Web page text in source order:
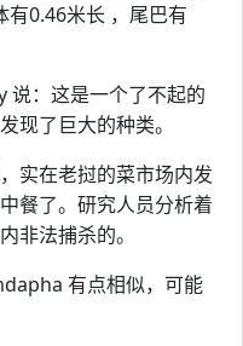
0.46米长 ，尾巴有
说：这是一个了不起的
现了巨大的种类。
实在老挝的菜市场内发
餐了。研究人员分析着
非法捕杀的。
有点相似，可能